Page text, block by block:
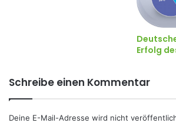
Erfolg
Schreibe einen Kommentar
Deine E-Mail-Adresse wird nicht